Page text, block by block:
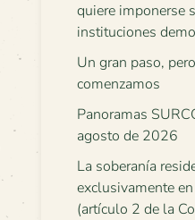
quiere imponerse
instituciones
Un gran paso,
comenzamos
Panoramas
agosto de 2026
La soberanía
exclusivamente
(artículo 2 de la